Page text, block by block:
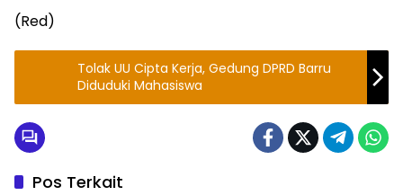
(Red)
Tolak UU Cipta Kerja, Gedung DPRD Barru
Diduduki Mahasiswa
Pos Terkait